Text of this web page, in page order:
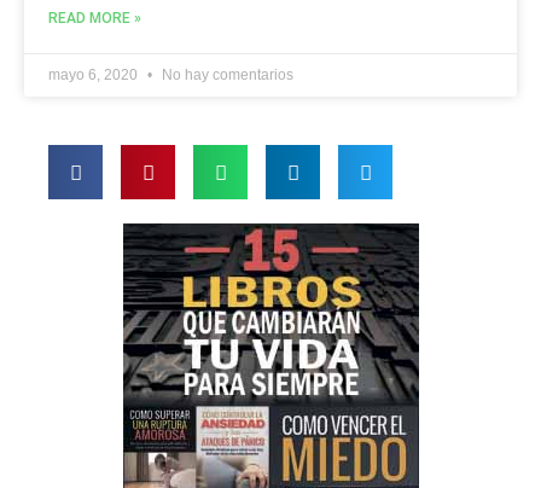
READ MORE »
mayo 6, 2020 No hay comentarios